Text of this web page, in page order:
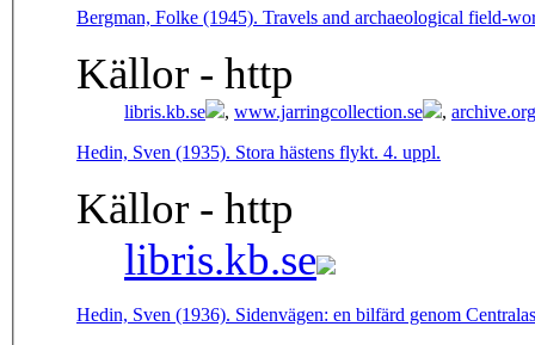
Bergman, Folke (1945). Travels and archaeological field-
Källor - http
libris.kb.se , www.jarringcollection.se , archive.org
Hedin, Sven (1935). Stora hästens flykt. 4. uppl.
Källor - http
libris.kb.se
Hedin, Sven (1936). Sidenvägen: en bilfärd genom